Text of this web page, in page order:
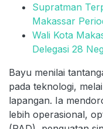
Supratman
Makassar
Wali Kota
Delegasi 28
Bayu menilai
pada teknologi,
lapangan. Ia
lebih operasional,